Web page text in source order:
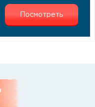
Посмотреть